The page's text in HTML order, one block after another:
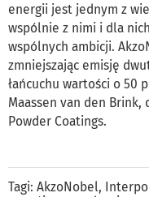
energii jest jednym z
wspólnie z nimi i dla
wspólnych ambicji.
zmniejszając emisję
łańcuchu wartości o 50
Maassen van den
Powder Coatings.
Tagi: AkzoNobel,